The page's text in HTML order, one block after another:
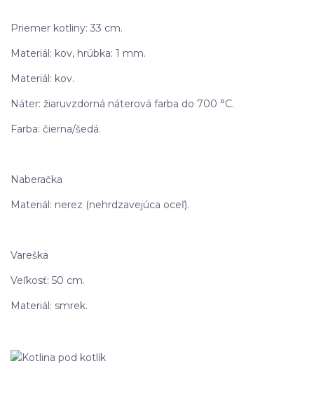
Priemer kotliny: 33 cm.
Materiál: kov, hrúbka: 1 mm.
Materiál: kov.
Náter: žiaruvzdorná náterová farba do 700 °C.
Farba: čierna/šedá.
Naberačka
Materiál: nerez (nehrdzavejúca oceľ).
Vareška
Veľkosť: 50 cm.
Materiál: smrek.